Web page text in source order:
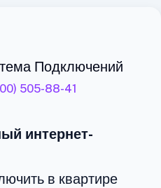
Подключений
505-88-41
интернет-
в квартире